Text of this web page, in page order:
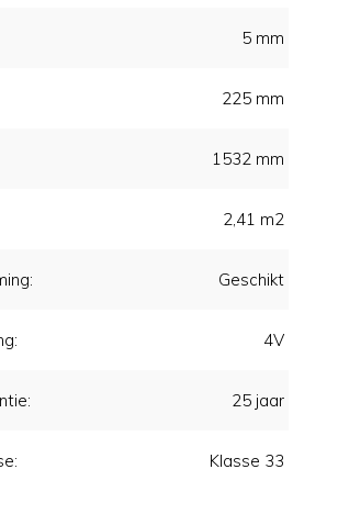
5 mm
225 mm
1532 mm
2,41 m2
Geschikt
4V
25 jaar
Klasse 33